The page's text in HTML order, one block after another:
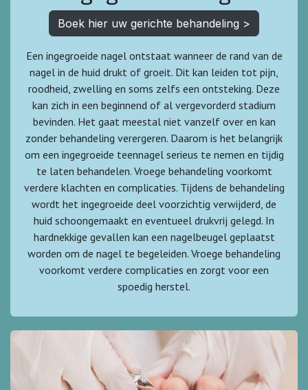
Boek hier uw gerichte behandeling >
Een ingegroeide nagel ontstaat wanneer de rand van de
nagel in de huid drukt of groeit. Dit kan leiden tot pijn,
roodheid, zwelling en soms zelfs een ontsteking. Deze
kan zich in een beginnend of al vergevorderd stadium
bevinden. Het gaat meestal niet vanzelf over en kan
zonder behandeling verergeren. Daarom is het belangrijk
om een ingegroeide teennagel serieus te nemen en tijdig
te laten behandelen. Vroege behandeling voorkomt
verdere klachten en complicaties. Tijdens de behandeling
wordt het ingegroeide deel voorzichtig verwijderd, de
huid schoongemaakt en eventueel drukvrij gelegd. In
hardnekkige gevallen kan een nagelbeugel geplaatst
worden om de nagel te begeleiden. Vroege behandeling
voorkomt verdere complicaties en zorgt voor een
spoedig herstel.